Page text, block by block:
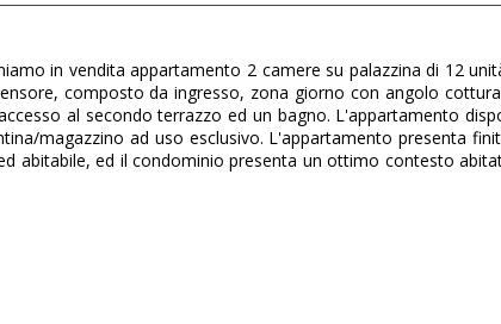
in vendita appartamento 2 camere su palazzina di 12
composto da ingresso, zona giorno con angolo
al secondo terrazzo ed un bagno. L'appartamento
magazzino ad uso esclusivo. L'appartamento presenta
abitabile, ed il condominio presenta un ottimo contesto